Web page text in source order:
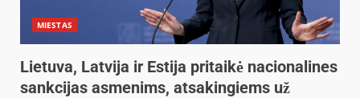
MIESTAS
Lietuva, Latvija ir Estija pritaikė nacionalines
sankcijas asmenims, atsakingiems už